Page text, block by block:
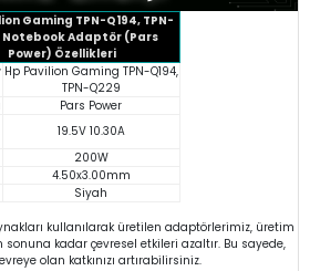
Gaming TPN-Q194, TPN-
Notebook Adaptör (Pars
Power) Özellikleri
Hp Pavilion Gaming TPN-Q194,
TPN-Q229
Pars Power
19.5V 10.30A
200W
4.50x3.00mm
Siyah
kullanılarak üretilen adaptörlerimiz, üretim
kadar çevresel etkileri azaltır. Bu sayede,
olan katkınızı artırabilirsiniz.